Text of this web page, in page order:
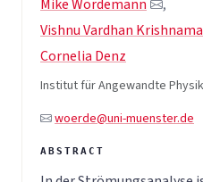
Mike Wördemann
,
Vishnu Vardhan
Cornelia Denz
Institut für Angewandte
woerde@uni-muenster.de